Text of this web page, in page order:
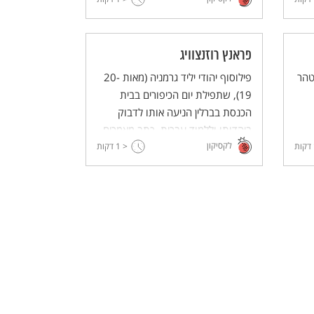
דקות
פראנץ רוזנצוויג
פילוסוף יהודי יליד גרמניה (מאות 20-
19), שתפילת יום הכיפורים בבית
הכנסת בברלין הניעה אותו לדבוק
ביהדותו וללמוד עברית. כתב מאמרים
וספרים, בהם ספרו הפילוסופי החשוב
"כוכב הגאולה". עסק בתרגומים, ובכלל
לקסיקון < 1 דקות